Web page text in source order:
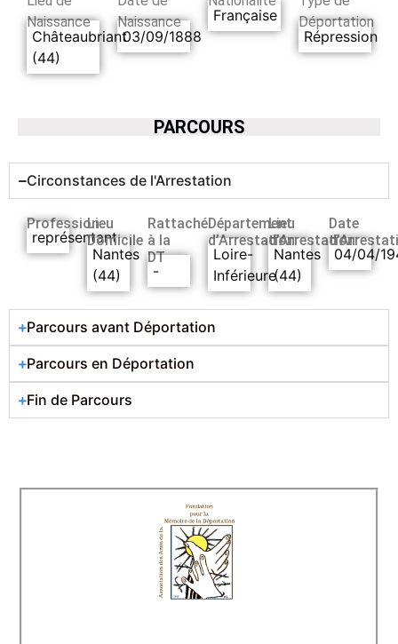
Naissance
Châteaubriant
(44)
Naissance
03/09/1888
Française
Déportation
Répression
PARCOURS
Circonstances de l'Arrestation
Profession
représentant
Lieu
Domicile
Nantes
(44)
Rattaché
à la
DT
-
Département
d’Arrestation
Loire-
Inférieure
Lieu
d’Arrestation
Nantes
(44)
Date
04/04/
Parcours avant Déportation
Parcours en Déportation
Fin de Parcours